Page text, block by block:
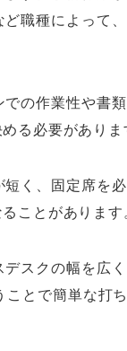
職種によって
の作業性や書
る必要がありま
く、固定席を
ことがあります
スクの幅を広
とで簡単な打